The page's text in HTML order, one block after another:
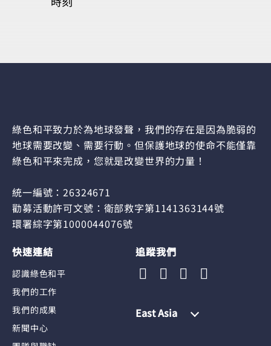
綠色和平致力於為地球發聲，我們的存在是因為脆弱的
地球需要改變、需要行動。但保護地球的使命不能僅靠
綠色和平來完成，您就是改變世界的力量！
統一編號：26324671
勸募活動許可文號：衛部救字第1141363144號
環署綜字第1000044076號
快速連結
認識綠色和平
我們的工作
我們的成果
新聞中心
追蹤我們
East Asia